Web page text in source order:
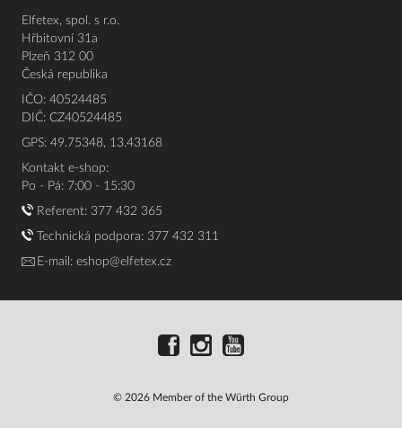
Elfetex, spol. s r.o.
Hřbitovní 31a
Plzeň 312 00
Česká republika
IČO: 40524485
DIČ: CZ40524485
GPS: 49.75348, 13.43168
Kontakt e-shop:
Po - Pá: 7:00 - 15:30
Referent: 377 432 365
Technická podpora: 377 432 311
E-mail: eshop@elfetex.cz
© 2026 Member of the Würth Group